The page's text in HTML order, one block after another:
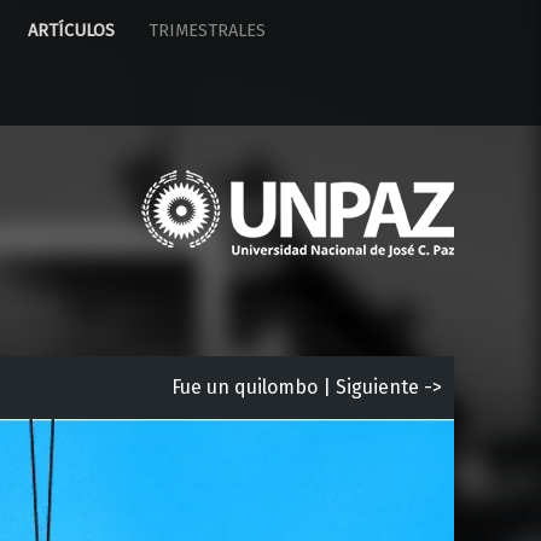
ARTÍCULOS TRIMESTRALES
U
n
i
v
d
Fue un quilombo | Siguiente ->